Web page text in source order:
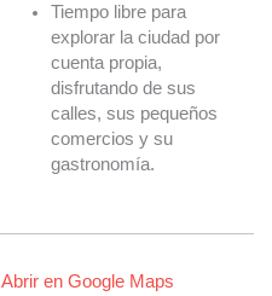
Tiempo libre para
explorar la ciudad por
cuenta propia,
disfrutando de sus
calles, sus pequeños
comercios y su
gastronomía.
Abrir en Google Maps